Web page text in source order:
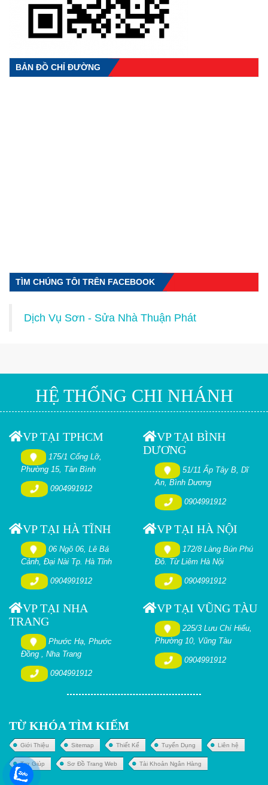
BẢN ĐỒ CHỈ ĐƯỜNG
TÌM CHÚNG TÔI TRÊN FACEBOOK
Dịch Vụ Sơn - Sửa Nhà Thuận Phát
HỆ THỐNG CHI NHÁNH
VP TẠI TPHCM
175/1 Cống Lỡ,
Phường 15, Tân Bình
0904991912
VP TẠI BÌNH
DƯƠNG
51/11 Ấp Tây B, Dĩ
An, Bình Dương
0904991912
VP TẠI HÀ TĨNH
06 Ngõ 06, Lê Bá
Cảnh, Đại Nài Tp. Hà Tĩnh
0904991912
VP TẠI HÀ NỘI
172/8 Làng Bún Phú
Đô. Từ Liêm Hà Nội
0904991912
VP TẠI NHA
TRANG
Phước Hạ, Phước
Đồng , Nha Trang
0904991912
VP TẠI VŨNG TÀU
225/3 Lưu Chí Hiếu,
Phường 10, Vũng Tàu
0904991912
TỪ KHÓA TÌM KIẾM
Giới Thiệu Sitemap Thiết Kế Tuyển Dụng Liên hệ
Trợ Giúp Sơ Đồ Trang Web Tài Khoản Ngân Hàng